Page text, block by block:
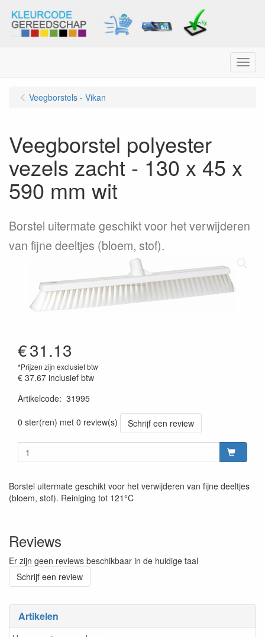
Menu
Artikelen
Veegborstels - Vikan
Veegborstel polyester
vezels zacht - 130 x 45 x
590 mm wit
Borstel uitermate geschikt voor het verwijderen
van fijne deeltjes (bloem, stof).
€31.13
*Prijzen zijn exclusief btw
€ 37.67 inclusief btw
Artikelcode: 31995
0 ster(ren) met 0 review(s)
Schrijf een review
Borstel uitermate geschikt voor het verwijderen van fijne deeltjes
(bloem, stof). Reiniging tot 121°C
Reviews
Er zijn geen reviews beschikbaar in de huidige taal
Schrijf een review